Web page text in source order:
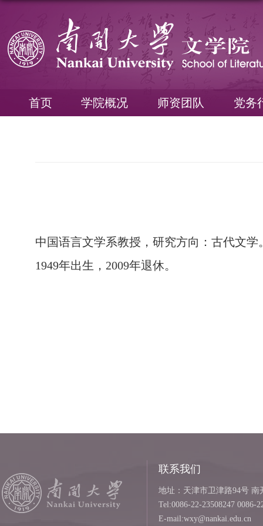
首页 学院概况 师资团队 党务
中国语言文学系教授，研究方向：古代文学
1949年出生，2009年退休。
联系我们
地址：天津市卫津路94号 南
Tel:0086-22-23508247 0086-
E-mail:wxy@nankai.edu.cn